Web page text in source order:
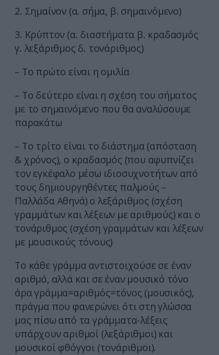
2. Σημαίνον (α. σήμα, β. σημαινόμενο)
3. Κρύπτον (α. διαστήματα β. κραδασμός
γ. λεξάριθμος δ. τονάριθμος)
– Το πρώτο είναι η ομιλία
– Το δεύτερο είναι η σχέση του σήματος
με το σημαινόμενο που θα αναλύσουμε
παρακάτω
– Το τρίτο είναι το διάστημα (απόσταση
& χρόνος), ο κραδασμός (που αφυπνίζει
τον εγκέφαλο μέσω ιδιοσυχνοτήτων από
τους δημιουργηθέντες παλμούς –
Παλλάδα Αθηνά) ο λεξάριθμος (σχέση
γραμμάτων και λέξεων με αριθμούς) και ο
τονάριθμος (σχέση γραμμάτων και λέξεων
με μουσικούς τόνους)
Το κάθε γράμμα αντιστοιχούσε σε έναν
αριθμό, αλλά και σε έναν μουσικό τόνο
άρα γράμμα=αριθμός=τόνος (μουσικός),
πράγμα που φανερώνει ότι στη γλώσσα
μας πίσω από τα γράμματα-λέξεις
υπάρχουν αριθμοί (λεξάριθμοι) και
μουσικοί φθόγγοι (τονάριθμοι).